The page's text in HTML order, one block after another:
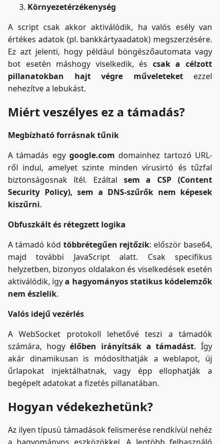
Környezetérzékenység
A script csak akkor aktiválódik, ha valós esély van
értékes adatok (pl. bankkártyaadatok) megszerzésére.
Ez azt jelenti, hogy például böngészőautomata vagy
bot esetén máshogy viselkedik, és csak a célzott
pillanatokban hajt végre műveleteketezzel
nehezítve a lebukást.
Miért veszélyes ez a támadás?
Megbízható forrásnak tűnik
A támadás egy google.com domainhez tartozó URL-
ről indul, amelyet szinte minden vírusirtó és tűzfal
biztonságosnak ítél. Ezáltal sem a CSP (Content
Security Policy), sem a DNS-szűrők nem képesek
kiszűrni.
Obfuszkált és rétegzett logika
A támadó kód többrétegűen rejtőzik: először base64,
majd további JavaScript alatt. Csak specifikus
helyzetben, bizonyos oldalakon és viselkedések esetén
aktiválódik, ígya hagyományos statikus kódelemzők
nem észlelik.
Valós idejű vezérlés
A WebSocket protokoll lehetővé teszi a támadók
számára, hogyélőben irányítsák a támadást. Így
akár dinamikusan is módosíthatják a weblapot, új
űrlapokat injektálhatnak, vagy épp ellophatják a
begépelt adatokat a fizetés pillanatában.
Hogyan védekezhetünk?
Az ilyen típusú támadások felismerése rendkívül nehéz